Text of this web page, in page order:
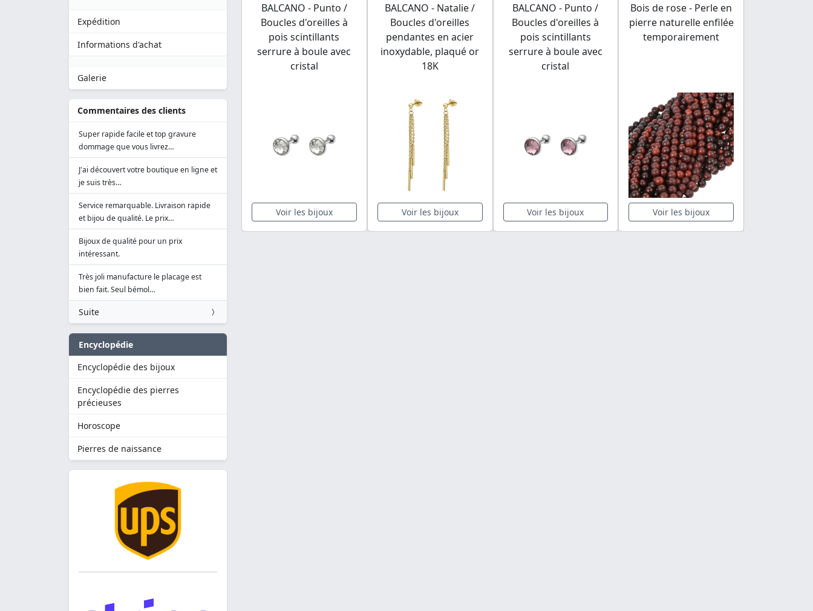
Expédition
Informations d'achat
Galerie
Commentaires des clients
Super rapide facile et top gravure
dommage que vous livrez…
J'ai découvert votre boutique en ligne et
je suis très…
Service remarquable. Livraison rapide
et bijou de qualité. Le prix…
Bijoux de qualité pour un prix
intéressant.
Très joli manufacture le placage est
bien fait. Seul bémol…
Suite
Encyclopédie
Encyclopédie des bijoux
Encyclopédie des pierres
précieuses
Horoscope
Pierres de naissance
BALCANO - Punto /
Boucles d'oreilles à
pois scintillants
serrure à boule avec
cristal
Voir les bijoux
BALCANO - Natalie /
Boucles d'oreilles
pendantes en acier
inoxydable, plaqué or
18K
Voir les bijoux
BALCANO - Punto /
Boucles d'oreilles à
pois scintillants
serrure à boule avec
cristal
Voir les bijoux
Bois de rose - Perle en
pierre naturelle enfilée
temporairement
Voir les bijoux